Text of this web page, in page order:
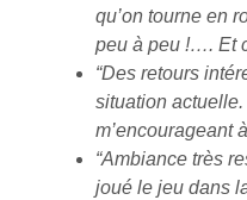
qu’on tourne en
peu à peu !…. Et
“Des retours
situation actuelle.
m’encourageant
“Ambiance très
joué le jeu dans